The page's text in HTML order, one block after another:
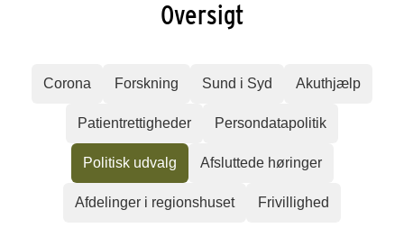
Oversigt
Corona Forskning Sund i Syd Akuthjælp
Patientrettigheder Persondatapolitik
Politisk udvalg Afsluttede høringer
Afdelinger i regionshuset Frivillighed